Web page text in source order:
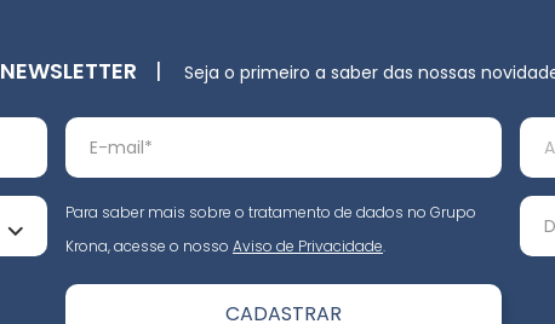
NEWSLETTER | Seja o primeiro a saber das nossas
Para saber mais sobre o tratamento de dados no Grupo
Krona, acesse o nosso Aviso de Privacidade.